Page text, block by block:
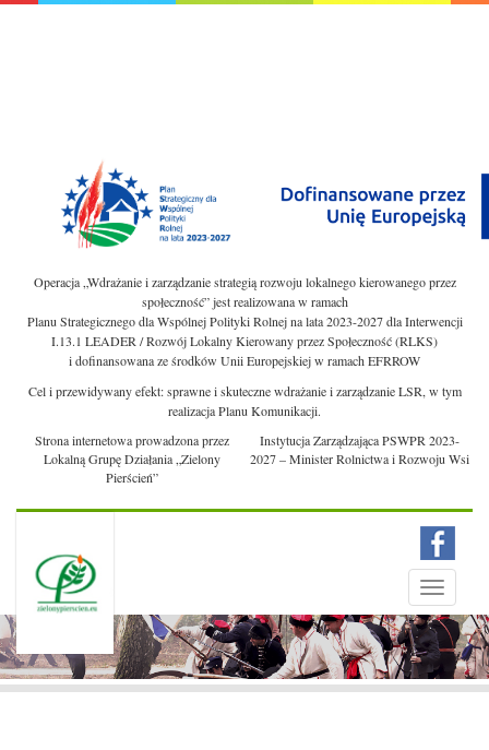
Operacja „Wdrażanie i zarządzanie strategią rozwoju lokalnego kierowanego przez
społeczność” jest realizowana w ramach
Planu Strategicznego dla Wspólnej Polityki Rolnej na lata 2023-2027 dla Interwencji
I.13.1 LEADER / Rozwój Lokalny Kierowany przez Społeczność (RLKS)
i dofinansowana ze środków Unii Europejskiej w ramach EFRROW
Cel i przewidywany efekt: sprawne i skuteczne wdrażanie i zarządzanie LSR, w tym
realizacja Planu Komunikacji.
Strona internetowa prowadzona przez
Lokalną Grupę Działania „Zielony
Pierścień”
Instytucja Zarządzająca PSWPR 2023-
2027 – Minister Rolnictwa i Rozwoju Wsi
Toggle
Menu